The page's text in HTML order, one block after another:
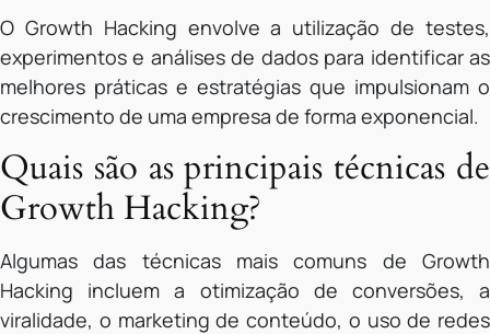
O Growth Hacking envolve a utilização de testes,
experimentos e análises de dados para identificar as
melhores práticas e estratégias que impulsionam o
crescimento de uma empresa de forma exponencial.
Quais são as principais técnicas de
Growth Hacking?
Algumas das técnicas mais comuns de Growth
Hacking incluem a otimização de conversões, a
viralidade, o marketing de conteúdo, o uso de redes